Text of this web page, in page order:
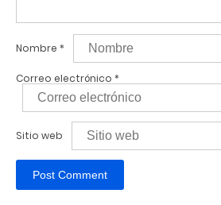
Nombre *
Correo electrónico *
Sitio web